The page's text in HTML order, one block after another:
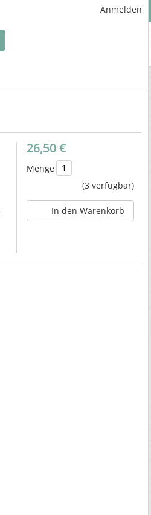
Anmelden
26,50 €
Menge
(3 verfügbar)
In den Warenkorb